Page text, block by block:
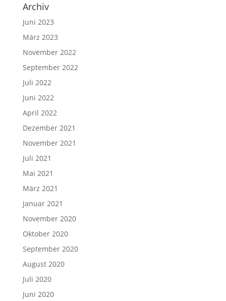
Archiv
Juni 2023
März 2023
November 2022
September 2022
Juli 2022
Juni 2022
April 2022
Dezember 2021
November 2021
Juli 2021
Mai 2021
März 2021
Januar 2021
November 2020
Oktober 2020
September 2020
August 2020
Juli 2020
Juni 2020